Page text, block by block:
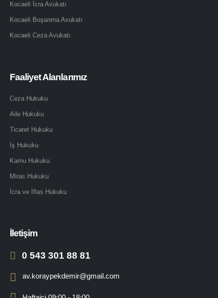
Kocaeli İcra Avukatı
Kocaeli Boşanma Avukatı
Kocaeli Ceza Avukatı
Faaliyet Alanlarımız
Ceza Hukuku
Aile Hukuku
Ticaret Hukuku
İş Hukuku
Kamu Hukuku
Miras Hukuku
İcra ve İflas Hukuku
İletişim
0 543 301 88 81
av.koraypekdemir@gmail.com